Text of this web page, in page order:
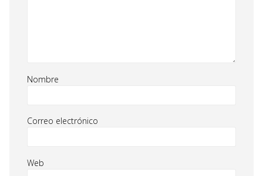
Nombre
Correo electrónico
Web